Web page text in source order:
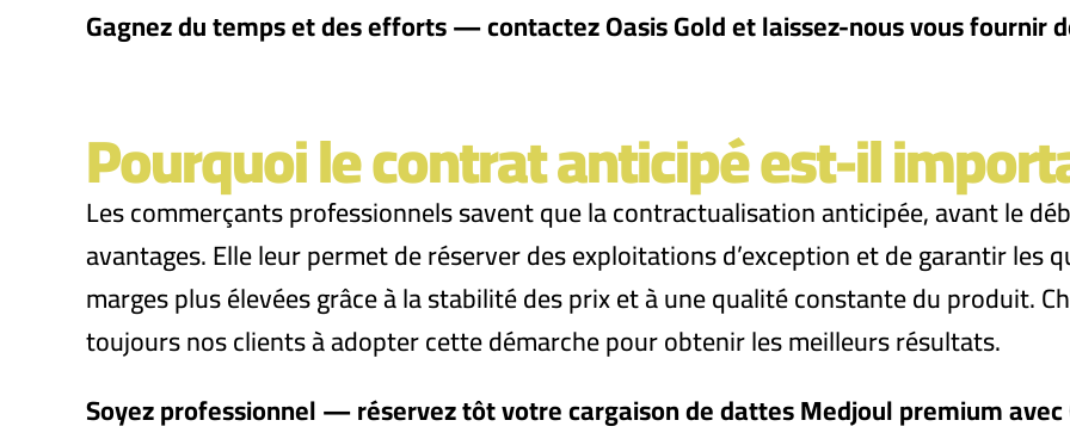
Gagnez du temps et des efforts — contactez Oasis Gold et laissez-nous vous fournir
Pourquoi le contrat anticipé est-il
Les commerçants professionnels savent que la contractualisation anticipée, avant le
avantages. Elle leur permet de réserver des exploitations d’exception et de garantir
marges plus élevées grâce à la stabilité des prix et à une qualité constante du produit.
toujours nos clients à adopter cette démarche pour obtenir les meilleurs résultats.
Soyez professionnel — réservez tôt votre cargaison de dattes Medjoul premium avec